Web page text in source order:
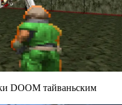
DOOM тайваньским